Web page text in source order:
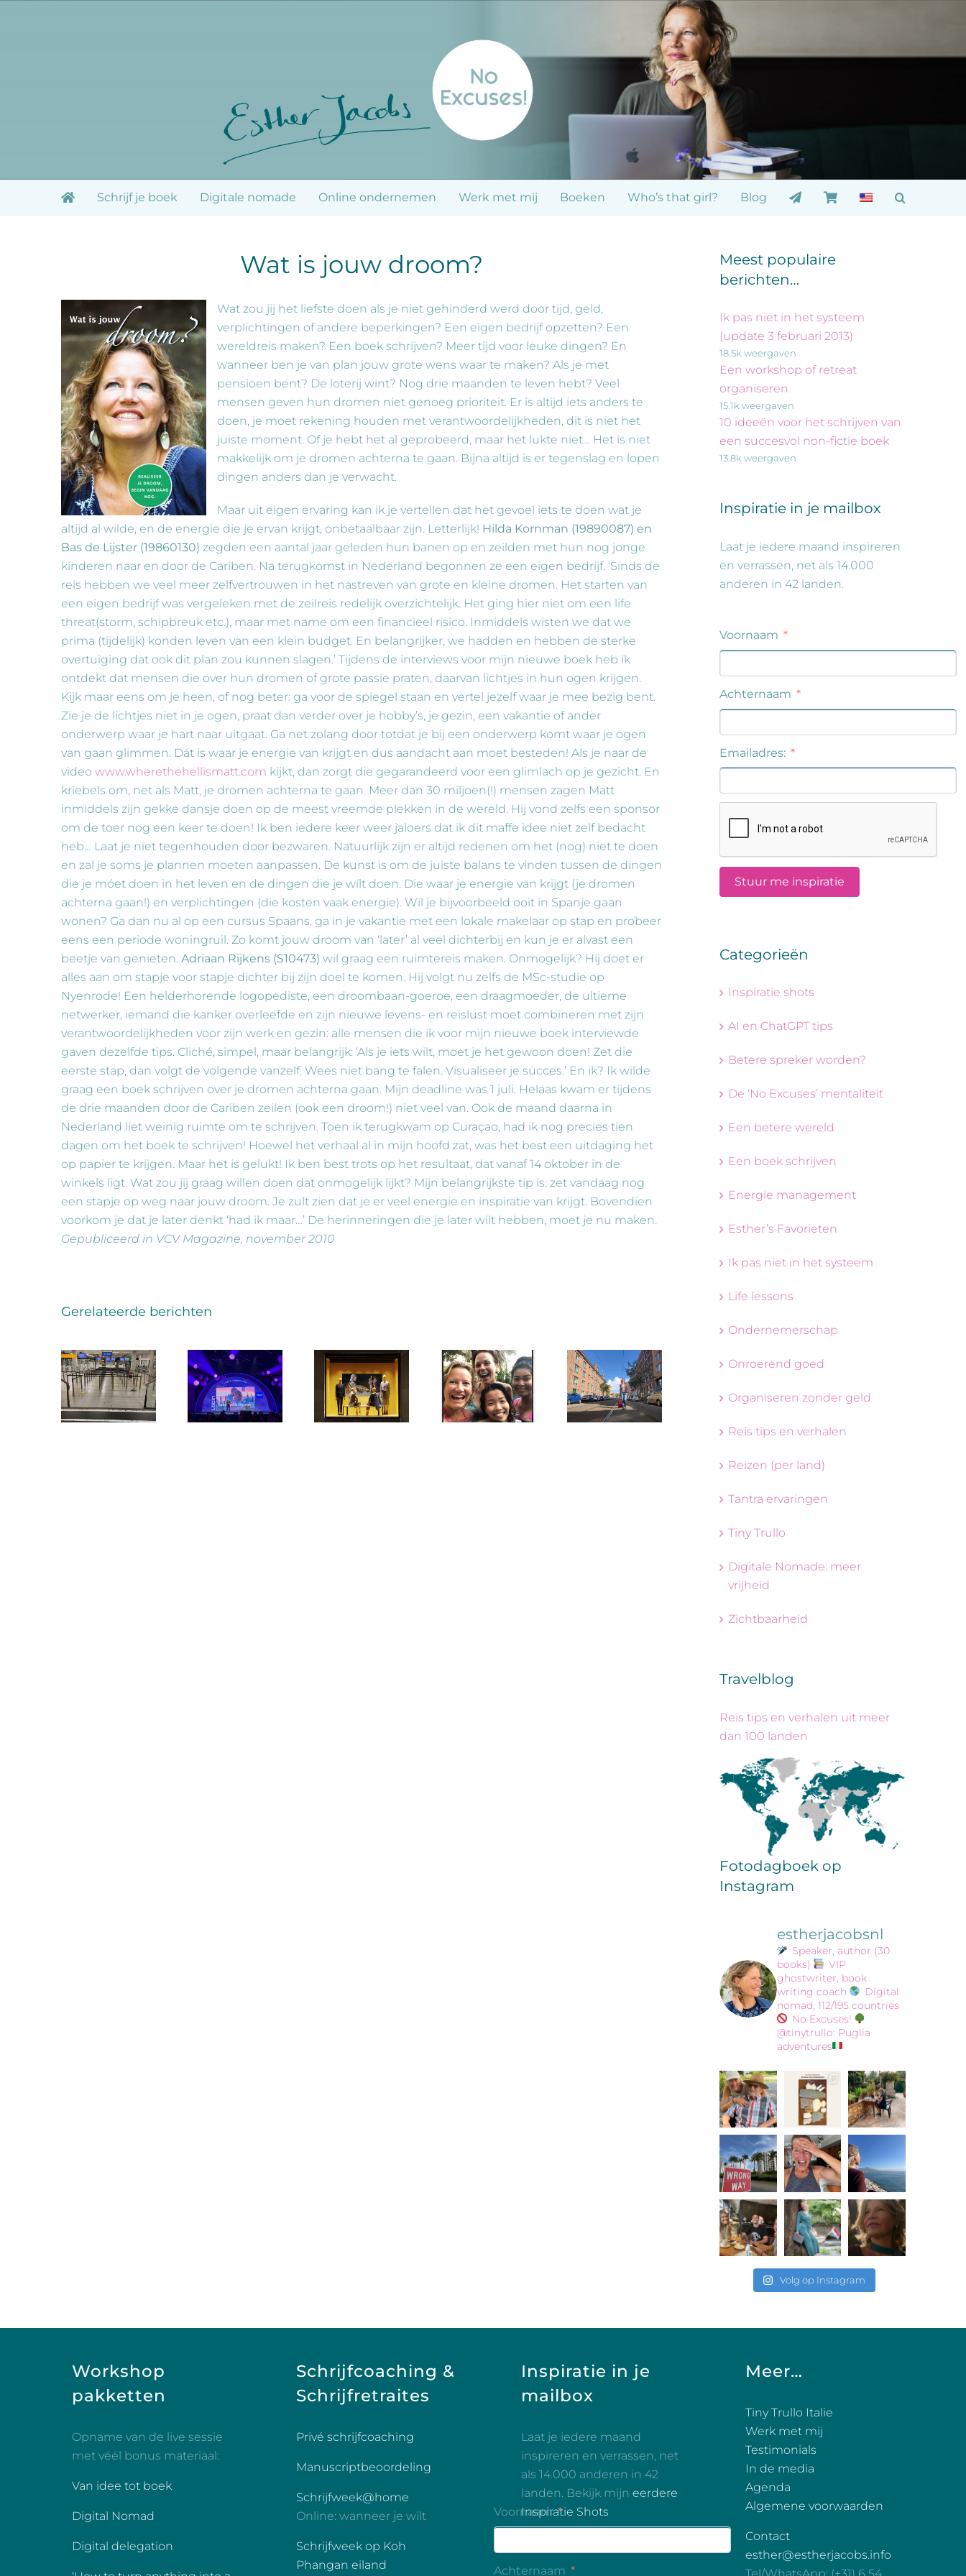
Schrijf je boek Digitale nomade Online ondernemen Werk met mij Boeken Who’s that girl? Blog
Wat is jouw droom?
Wat zou jij het liefste doen als je niet gehinderd werd door tijd, geld,
verplichtingen of andere beperkingen? Een eigen bedrijf opzetten? Een
wereldreis maken? Een boek schrijven? Meer tijd voor leuke dingen? En
wanneer ben je van plan jouw grote wens waar te maken? Als je met
pensioen bent? De loterij wint? Nog drie maanden te leven hebt? Veel
mensen geven hun dromen niet genoeg prioriteit. Er is altijd iets anders te
doen, je moet rekening houden met verantwoordelijkheden, dit is niet het
juiste moment. Of je hebt het al geprobeerd, maar het lukte niet… Het is niet
makkelijk om je dromen achterna te gaan. Bijna altijd is er tegenslag en lopen
dingen anders dan je verwacht.
Maar uit eigen ervaring kan ik je vertellen dat het gevoel iets te doen wat je
altijd al wilde, en de energie die je ervan krijgt, onbetaalbaar zijn. Letterlijk! Hilda Kornman (19890087) en
Bas de Lijster (19860130) zegden een aantal jaar geleden hun banen op en zeilden met hun nog jonge
kinderen naar en door de Cariben. Na terugkomst in Nederland begonnen ze een eigen bedrijf. ‘Sinds de
reis hebben we veel meer zelfvertrouwen in het nastreven van grote en kleine dromen. Het starten van
een eigen bedrijf was vergeleken met de zeilreis redelijk overzichtelijk. Het ging hier niet om een life
threat(storm, schipbreuk etc.), maar met name om een financieel risico. Inmiddels wisten we dat we
prima (tijdelijk) konden leven van een klein budget. En belangrijker, we hadden en hebben de sterke
overtuiging dat ook dit plan zou kunnen slagen.’ Tijdens de interviews voor mijn nieuwe boek heb ik
ontdekt dat mensen die over hun dromen of grote passie praten, daarvan lichtjes in hun ogen krijgen.
Kijk maar eens om je heen, of nog beter: ga voor de spiegel staan en vertel jezelf waar je mee bezig bent.
Zie je de lichtjes niet in je ogen, praat dan verder over je hobby’s, je gezin, een vakantie of ander
onderwerp waar je hart naar uitgaat. Ga net zolang door totdat je bij een onderwerp komt waar je ogen
van gaan glimmen. Dát is waar je energie van krijgt en dus aandacht aan moet besteden! Als je naar de
video www.wherethehellismatt.com kijkt, dan zorgt die gegarandeerd voor een glimlach op je gezicht. En
kriebels om, net als Matt, je dromen achterna te gaan. Meer dan 30 miljoen(!) mensen zagen Matt
inmiddels zijn gekke dansje doen op de meest vreemde plekken in de wereld. Hij vond zelfs een sponsor
om de toer nog een keer te doen! Ik ben iedere keer weer jaloers dat ik dit maffe idee niet zelf bedacht
heb… Laat je niet tegenhouden door bezwaren. Natuurlijk zijn er altijd redenen om het (nog) niet te doen
en zal je soms je plannen moeten aanpassen. De kunst is om de juiste balans te vinden tussen de dingen
die je móet doen in het leven en de dingen die je wílt doen. Die waar je energie van krijgt (je dromen
achterna gaan!) en verplichtingen (die kosten vaak energie). Wil je bijvoorbeeld ooit in Spanje gaan
wonen? Ga dan nu al op een cursus Spaans, ga in je vakantie met een lokale makelaar op stap en probeer
eens een periode woningruil. Zo komt jouw droom van ‘later’ al veel dichterbij en kun je er alvast een
beetje van genieten. Adriaan Rijkens (S10473) wil graag een ruimtereis maken. Onmogelijk? Hij doet er
alles aan om stapje voor stapje dichter bij zijn doel te komen. Hij volgt nu zelfs de MSc-studie op
Nyenrode! Een helderhorende logopediste, een droombaan-goeroe, een draagmoeder, de ultieme
netwerker, iemand die kanker overleefde en zijn nieuwe levens- en reislust moet combineren met zijn
verantwoordelijkheden voor zijn werk en gezin: alle mensen die ik voor mijn nieuwe boek interviewde
gaven dezelfde tips. Cliché, simpel, maar belangrijk: ‘Als je iets wilt, moet je het gewoon doen! Zet die
eerste stap, dan volgt de volgende vanzelf. Wees niet bang te falen. Visualiseer je succes.’ En ik? Ik wilde
graag een boek schrijven over je dromen achterna gaan. Mijn deadline was 1 juli. Helaas kwam er tijdens
de drie maanden door de Cariben zeilen (ook een droom!) niet veel van. Ook de maand daarna in
Nederland liet weinig ruimte om te schrijven. Toen ik terugkwam op Curaçao, had ik nog precies tien
dagen om het boek te schrijven! Hoewel het verhaal al in mijn hoofd zat, was het best een uitdaging het
op papier te krijgen. Maar het is gelukt! Ik ben best trots op het resultaat, dat vanaf 14 oktober in de
winkels ligt. Wat zou jij graag willen doen dat onmogelijk lijkt? Mijn belangrijkste tip is: zet vandaag nog
een stapje op weg naar jouw droom. Je zult zien dat je er veel energie en inspiratie van krijgt. Bovendien
voorkom je dat je later denkt ‘had ik maar…’ De herinneringen die je later wilt hebben, moet je nu maken.
Gepubliceerd in VCV Magazine, november 2010
Gerelateerde berichten
Meest populaire
berichten…
Ik pas niet in het systeem
(update 3 februari 2013)
18.5k weergaven
Een workshop of retreat
organiseren
15.1k weergaven
10 ideeën voor het schrijven van
een succesvol non-fictie boek
13.8k weergaven
Inspiratie in je mailbox
Laat je iedere maand inspireren
en verrassen, net als 14.000
anderen in 42 landen.
Categorieën
Inspiratie shots
AI en ChatGPT tips
Betere spreker worden?
De ‘No Excuses’ mentaliteit
Een betere wereld
Een boek schrijven
Energie management
Esther’s Favorieten
Ik pas niet in het systeem
Life lessons
Ondernemerschap
Onroerend goed
Organiseren zonder geld
Reis tips en verhalen
Reizen (per land)
Tantra ervaringen
Tiny Trullo
Digitale Nomade: meer
vrijheid
Zichtbaarheid
Travelblog
Reis tips en verhalen uit meer
dan 100 landen
Fotodagboek op
Instagram
estherjacobsnl
Speaker, author (30
books)
VIP
ghostwriter, book
writing coach
Digital
nomad, 112/195 countries
No Excuses!
@tinytrullo: Puglia
adventures
Volg op Instagram
Workshop
pakketten
Opname van de live sessie
met véél bonus materiaal:
Van idee tot boek
Digital Nomad
Digital delegation
Schrijfcoaching &
Schrijfretraites
Privé schrijfcoaching
Manuscriptbeoordeling
Schrijfweek@home
Online: wanneer je wilt
Schrijfweek op Koh
Phangan eiland
Inspiratie in je
mailbox
Laat je iedere maand
inspireren en verrassen, net
als 14.000 anderen in 42
landen. Bekijk mijn eerdere
Inspiratie Shots
Meer…
Tiny Trullo Italie
Werk met mij
Testimonials
In de media
Agenda
Algemene voorwaarden
Contact
esther@estherjacobs.info